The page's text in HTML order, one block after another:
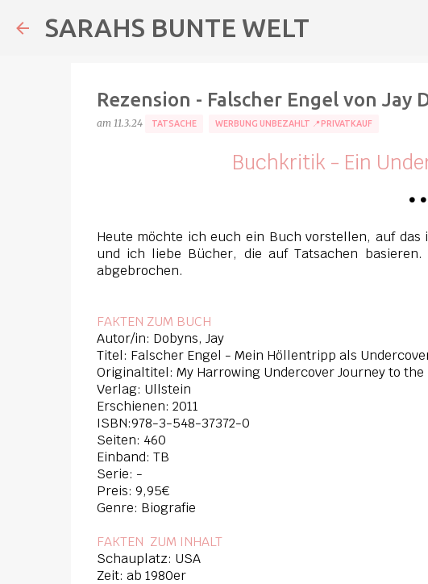
SARAHS BUNTE WELT
Rezension - Falscher Engel von Jay
am 11.3.24 TATSACHE WERBUNG UNBEZAHLT 📍PRIVATKAUF
Buchkritik - Ein
• •
Heute möchte ich euch ein Buch vorstellen, auf
und ich liebe Bücher, die auf Tatsachen
abgebrochen.
FAKTEN ZUM BUCH
Autor/in: Dobyns, Jay
Titel: Falscher Engel - Mein Höllentripp als
Originaltitel: My Harrowing Undercover Journey to
Verlag: Ullstein
Erschienen: 2011
ISBN:978-3-548-37372-0
Seiten: 460
Einband: TB
Serie: -
Preis: 9,95€
Genre: Biografie
FAKTEN ZUM INHALT
Schauplatz: USA
Zeit: ab 1980er